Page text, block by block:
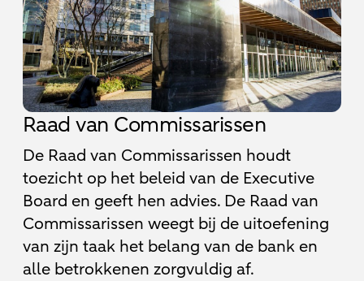
Raad van Commissarissen
De Raad van Commissarissen houdt
toezicht op het beleid van de Executive
Board en geeft hen advies. De Raad van
Commissarissen weegt bij de uitoefening
van zijn taak het belang van de bank en
alle betrokkenen zorgvuldig af.